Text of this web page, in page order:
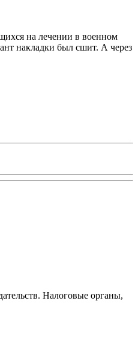
на лечении в военном
накладки был сшит. А через
Налоговые органы,